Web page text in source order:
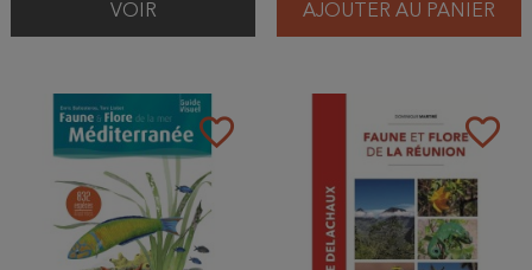
VOIR AJOUTER AU PANIER
favorite_border favorite_border